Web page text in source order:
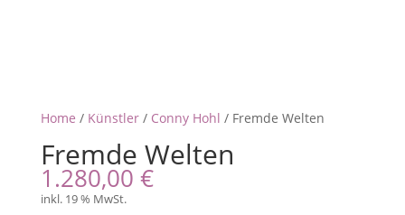
Home / Künstler/ Conny Hohl / Fremde Welten
Fremde Welten
1.280,00 €
inkl. 19 % MwSt.